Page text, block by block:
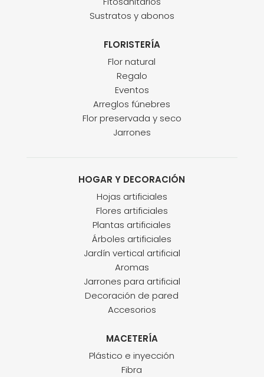
Sustratos y abonos
FLORISTERÍA
Flor natural
Regalo
Eventos
Arreglos fúnebres
Flor preservada y seco
Jarrones
HOGAR Y DECORACIÓN
Hojas artificiales
Flores artificiales
Plantas artificiales
Árboles artificiales
Jardín vertical artificial
Aromas
Jarrones para artificial
Decoración de pared
Accesorios
MACETERÍA
Plástico e inyección
Fibra